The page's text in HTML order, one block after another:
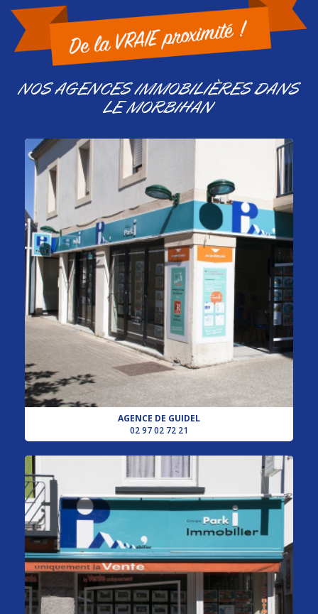
NOS AGENCES IMMOBILIÈRES DANS
LE MORBIHAN
AGENCE DE GUIDEL
02 97 02 72 21